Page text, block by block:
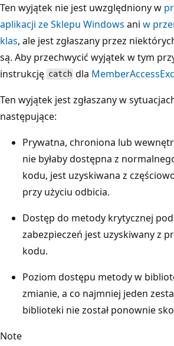
Ten wyjątek nie jest uwzględniony w
aplikacji ze Sklepu Windows ani w
klas, ale jest zgłaszany przez
są. Aby przechwycić wyjątek w tym
instrukcję catch dla
Ten wyjątek jest zgłaszany w
następujące:
Prywatna, chroniona lub
nie byłaby dostępna z
kodu, jest uzyskiwana z
przy użyciu odbicia.
Dostęp do metody krytycznej
zabezpieczeń jest uzyskiwany z
kodu.
Poziom dostępu metody w
zmianie, a co najmniej jeden
biblioteki nie został ponownie
Note